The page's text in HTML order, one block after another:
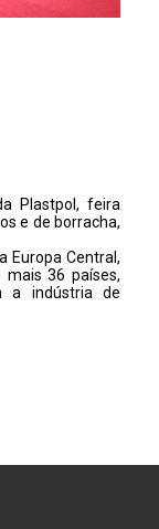
Plastpol, feira
e de borracha,
Europa Central,
36 países,
a indústria de